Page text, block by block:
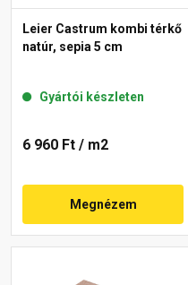
Leier Castrum kombi térkő
natúr, sepia 5 cm
Gyártói készleten
6 960 Ft / m2
Megnézem